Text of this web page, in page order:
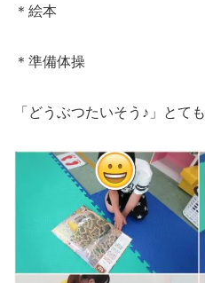
＊絵本
＊準備体操
「どうぶつたいそう♪」とて